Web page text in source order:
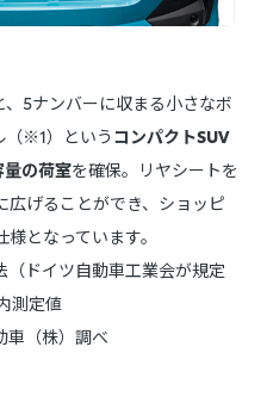
5ナンバーに収まる小さなボ
（※1）というコンパクトSUV
量の荷室を確保。リヤシートを
広げることができ、ショッピ
となっています。
ドイツ自動車工業会が規定
測定値
車（株）調べ